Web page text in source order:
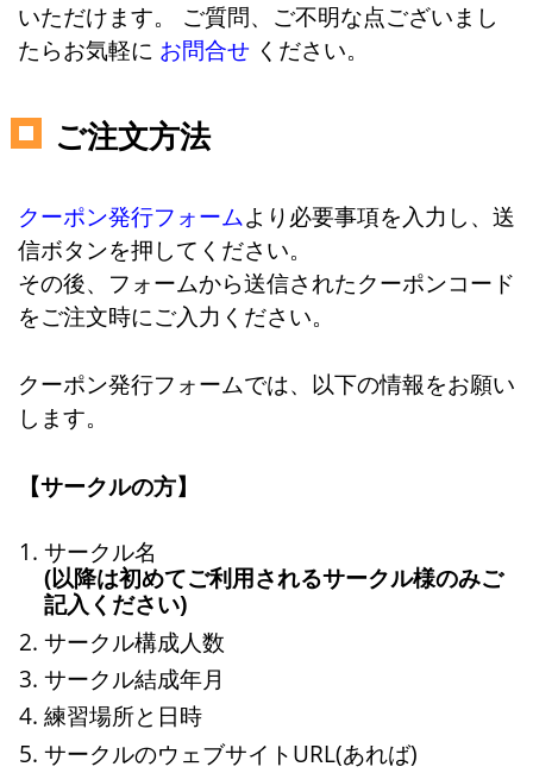
いただけます。 ご質問、ご不明な点ございまし
たらお気軽に お問合せください。
ご注文方法
クーポン発行フォームより必要事項を入力し、送
信ボタンを押してください。
その後、フォームから送信されたクーポンコード
をご注文時にご入力ください。
クーポン発行フォームでは、以下の情報をお願い
します。
【サークルの方】
サークル名
(以降は初めてご利用されるサークル様のみご
記入ください)
サークル構成人数
サークル結成年月
練習場所と日時
サークルのウェブサイトURL(あれば)